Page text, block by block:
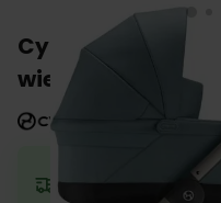
Cybex BALIOS S
wielofunkcyjny
Zamów teraz, a